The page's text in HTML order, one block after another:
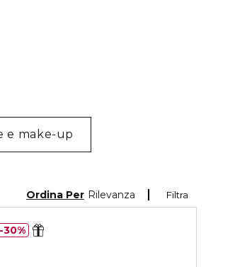
e make-up
Filtra
Ordina Per Rilevanza
30%